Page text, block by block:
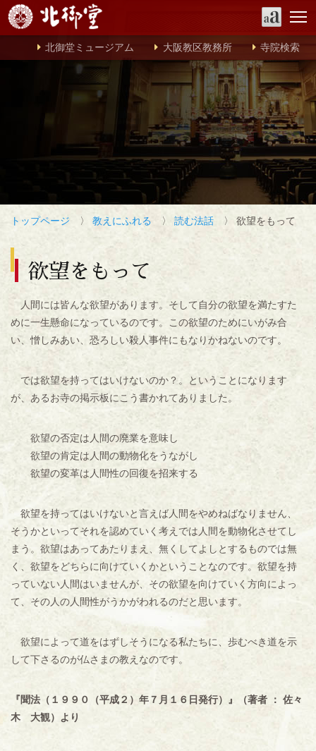
北御堂ミュージアム 大阪教区教務所 寺院検索
トップページ 〉 教えにふれる 〉 読む法話 〉 欲望をもって
欲望をもって
人間には皆んな欲望があります。そして自分の欲望を満たすた
めに一生懸命になっているのです。この欲望のためにいがみ合
い、憎しみあい、恐ろしい殺人事件にもなりかねないのです。
では欲望を持ってはいけないのか？。ということになります
が、あるお寺の掲示板にこう書かれてありました。
欲望の否定は人間の廃業を意味し
欲望の肯定は人間の動物化をうながし
欲望の変革は人間性の回復を招来する
欲望を持ってはいけないと言えば人間をやめねばなりません、
そうかといってそれを認めていく考えでは人間を動物化させてし
まう。欲望はあってあたりまえ、無くしてよしとするものでは無
く、欲望をどちらに向けていくかということなのです。欲望を持
っていない人間はいませんが、その欲望を向けていく方向によっ
て、その人の人間性がうかがわれるのだと思います。
欲望によって道をはずしそうになる私たちに、歩むべき道を示
して下さるのが仏さまの教えなのです。
『聞法（１９９０（平成２）年７月１６日発行）』（著者 ： 佐々
木 大観）より